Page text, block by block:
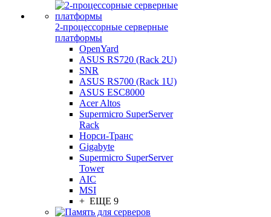
2-процессорные серверные
платформы
OpenYard
ASUS RS720 (Rack 2U)
SNR
ASUS RS700 (Rack 1U)
ASUS ESC8000
Acer Altos
Supermicro SuperServer
Rack
Норси-Транс
Gigabyte
Supermicro SuperServer
Tower
AIC
MSI
+ ЕЩЕ 9